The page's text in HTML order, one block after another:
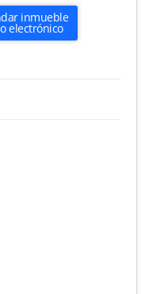
inmueble
electrónico